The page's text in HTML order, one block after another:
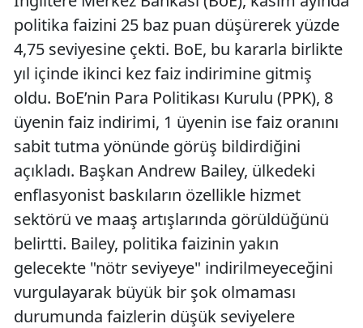
politika faizini 25 baz puan düşürerek yüzde
4,75 seviyesine çekti. BoE, bu kararla birlikte
yıl içinde ikinci kez faiz indirimine gitmiş
oldu. BoE’nin Para Politikası Kurulu (PPK), 8
üyenin faiz indirimi, 1 üyenin ise faiz oranını
sabit tutma yönünde görüş bildirdiğini
açıkladı. Başkan Andrew Bailey, ülkedeki
enflasyonist baskıların özellikle hizmet
sektörü ve maaş artışlarında görüldüğünü
belirtti. Bailey, politika faizinin yakın
gelecekte "nötr seviyeye" indirilmeyeceğini
vurgulayarak büyük bir şok olmaması
durumunda faizlerin düşük seviyelere